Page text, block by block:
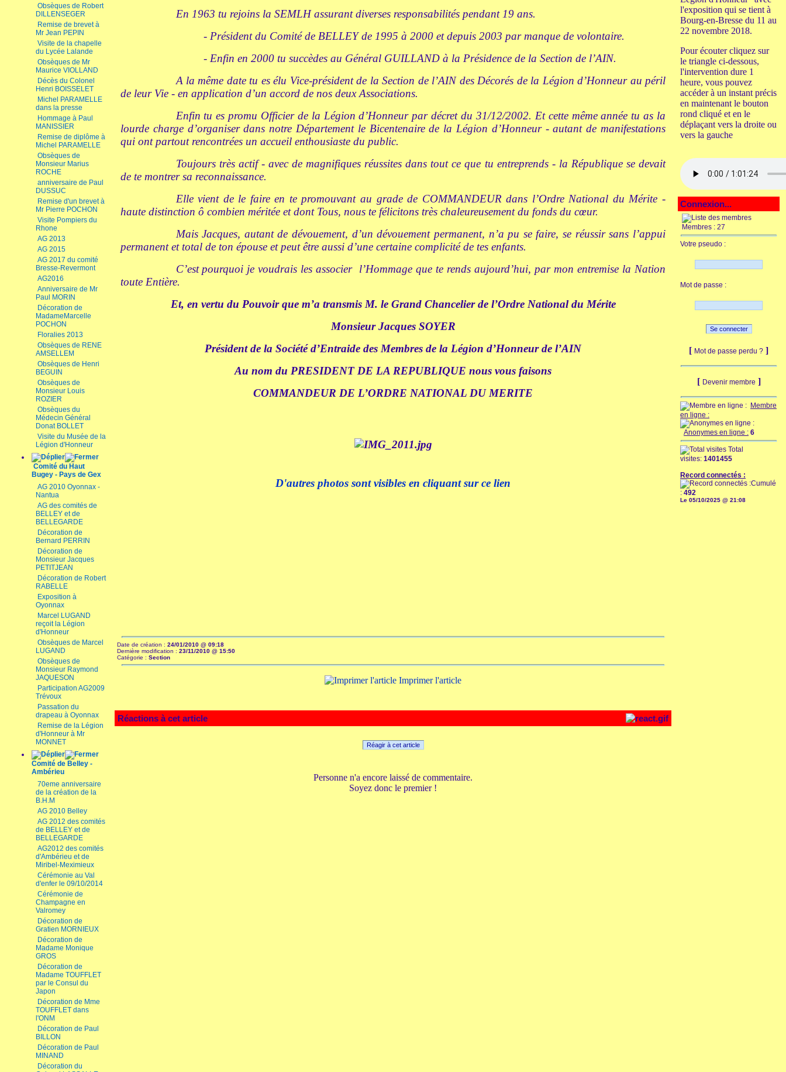
Obsèques de Robert
DILLENSEGER
Remise de brevet à
Mr Jean PEPIN
Visite de la chapelle
du Lycée Lalande
Obsèques de Mr
Maurice VIOLLAND
Décès du Colonel
Henri BOISSELET
Michel PARAMELLE
dans la presse
Hommage à Paul
MANISSIER
Remise de diplôme à
Michel PARAMELLE
Obsèques de
Monsieur Marius
ROCHE
anniversaire de Paul
DUSSUC
Remise d'un brevet à
Mr Pierre POCHON
Visite Pompiers du
Rhone
AG 2013
AG 2015
AG 2017 du comité
Bresse-Revermont
AG2016
Anniversaire de Mr
Paul MORIN
Décoration de
MadameMarcelle
POCHON
Floralies 2013
Obsèques de RENE
AMSELLEM
Obsèques de Henri
BEGUIN
Obsèques de
Monsieur Louis
ROZIER
Obsèques du
Médecin Général
Donat BOLLET
Visite du Musée de la
Légion d'Honneur
Comité du Haut
Bugey - Pays de Gex
AG 2010 Oyonnax -
Nantua
AG des comités de
BELLEY et de
BELLEGARDE
Décoration de
Bernard PERRIN
Décoration de
Monsieur Jacques
PETITJEAN
Décoration de Robert
RABELLE
Exposition à
Oyonnax
Marcel LUGAND
reçoit la Légion
d'Honneur
Obsèques de Marcel
LUGAND
Obsèques de
Monsieur Raymond
JAQUESON
Participation AG2009
Trévoux
Passation du
drapeau à Oyonnax
Remise de la Légion
d'Honneur à Mr
MONNET
Comité de Belley -
Ambérieu
70eme anniversaire
de la création de la
B.H.M
AG 2010 Belley
AG 2012 des comités
de BELLEY et de
BELLEGARDE
AG2012 des comités
d'Ambérieu et de
Miribel-Meximieux
Cérémonie au Val
d'enfer le 09/10/2014
Cérémonie de
Champagne en
Valromey
Décoration de
Gratien MORNIEUX
Décoration de
Madame Monique
GROS
Décoration de
Madame TOUFFLET
par le Consul du
Japon
Décoration de Mme
TOUFFLET dans
l'ONM
Décoration de Paul
BILLON
Décoration de Paul
MINAND
Décoration du
En 1963 tu rejoins la SEMLH assurant diverses responsabilités pendant 19 ans.
- Président du Comité de BELLEY de 1995 à 2000 et depuis 2003 par manque de volontaire.
- Enfin en 2000 tu succèdes au Général GUILLAND à la Présidence de la Section de l’AIN.
A la même date tu es élu Vice-président de la Section de l’AIN des Décorés de la Légion d’Honneur au péril
de leur Vie - en application d’un accord de nos deux Associations.
Enfin tu es promu Officier de la Légion d’Honneur par décret du 31/12/2002. Et cette même année tu as la
lourde charge d’organiser dans notre Département le Bicentenaire de la Légion d’Honneur - autant de manifestations
qui ont partout rencontrées un accueil enthousiaste du public.
Toujours très actif - avec de magnifiques réussites dans tout ce que tu entreprends - la République se devait
de te montrer sa reconnaissance.
Elle vient de le faire en te promouvant au grade de COMMANDEUR dans l’Ordre National du Mérite -
haute distinction ô combien méritée et dont Tous, nous te félicitons très chaleureusement du fonds du cœur.
Mais Jacques, autant de dévouement, d’un dévouement permanent, n’a pu se faire, se réussir sans l’appui
permanent et total de ton épouse et peut être aussi d’une certaine complicité de tes enfants.
C’est pourquoi je voudrais les associer l’Hommage que te rends aujourd’hui, par mon entremise la Nation
toute Entière.
Et, en vertu du Pouvoir que m’a transmis M. le Grand Chancelier de l’Ordre National du Mérite
Monsieur Jacques SOYER
Président de la Société d’Entraide des Membres de la Légion d’Honneur de l’AIN
Au nom du PRESIDENT DE LA REPUBLIQUE nous vous faisons
COMMANDEUR DE L’ORDRE NATIONAL DU MERITE
D'autres photos sont visibles en cliquant sur ce lien
Date de création : 24/01/2010 @ 09:18
Dernière modification : 23/11/2010 @ 15:50
Catégorie : Section
Imprimer l'article
Réactions à cet article
Réagir à cet article
Personne n'a encore laissé de commentaire.
Soyez donc le premier !
l'exposition qui se tient à
Bourg-en-Bresse du 11 au
22 novembre 2018.
Pour écouter cliquez sur
le triangle ci-dessous,
l'intervention dure 1
heure, vous pouvez
accéder à un instant précis
en maintenant le bouton
rond cliqué et en le
déplaçant vers la droite ou
vers la gauche
Connexion...
Membres : 27
Votre pseudo :
Mot de passe :
[ Mot de passe perdu ? ]
[ Devenir membre ]
Membre
en ligne :
Anonymes en ligne : 6
Total
visites: 1401455
Record connectés :
Cumulé
: 492
Le 05/10/2025 @ 21:08